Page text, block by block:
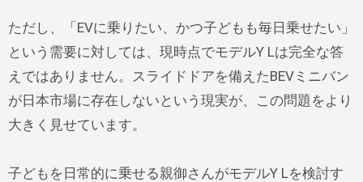
ただし、「EVに乗りたい、かつ子どもも毎日乗せたい」
という需要に対しては、現時点でモデルY Lは完全な答
えではありません。スライドドアを備えたBEVミニバン
が日本市場に存在しないという現実が、この問題をより
大きく見せています。
子どもを日常的に乗せる親御さんがモデルY Lを検討す